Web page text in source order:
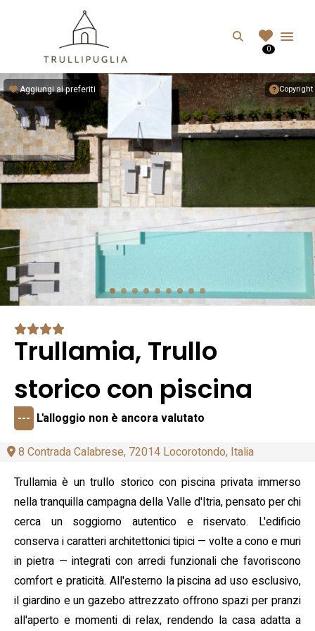
Search
0
Copyright
Aggiungi ai preferiti
Trullamia, Trullo
storico con piscina
--- L'alloggio non è ancora valutato
8 Contrada Calabrese, 72014 Locorotondo, Italia
Trullamia è un trullo storico con piscina privata immerso
nella tranquilla campagna della Valle d'Itria, pensato per chi
cerca un soggiorno autentico e riservato. L'edificio
conserva i caratteri architettonici tipici — volte a cono e muri
in pietra — integrati con arredi funzionali che favoriscono
comfort e praticità. All'esterno la piscina ad uso esclusivo,
il giardino e un gazebo attrezzato offrono spazi per pranzi
all'aperto e momenti di relax, rendendo la casa adatta a